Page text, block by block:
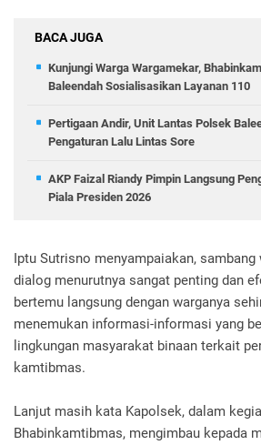
BACA JUGA
Kunjungi Warga Wargamekar,
Baleendah Sosialisasikan Layanan 110
Pertigaan Andir, Unit Lantas Polsek
Pengaturan Lalu Lintas Sore
AKP Faizal Riandy Pimpin Langsung
Piala Presiden 2026
Iptu Sutrisno menyampaiakan, sambang
dialog menurutnya sangat penting dan
bertemu langsung dengan warganya
menemukan informasi-informasi yang
lingkungan masyarakat binaan terkait
kamtibmas.
Lanjut masih kata Kapolsek, dalam
Bhabinkamtibmas, mengimbau kepada